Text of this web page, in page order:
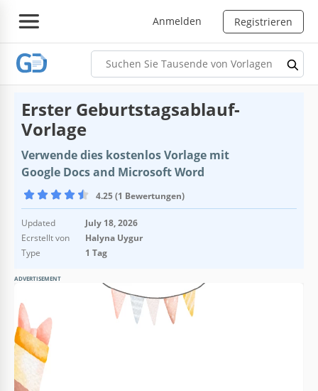
Anmelden Registrieren
Erster Geburtstagsablauf-
Vorlage
Verwende dies kostenlos Vorlage mit
Google Docs and Microsoft Word
4.25 (1 Bewertungen)
Updated
July 18, 2026
Ecrstellt von
Halyna Uygur
Type
1 Tag
ADVERTISEMENT